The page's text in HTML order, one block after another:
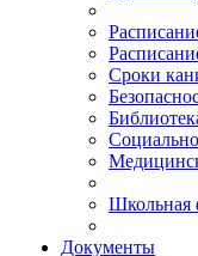
Сроки
Школьная
Документы